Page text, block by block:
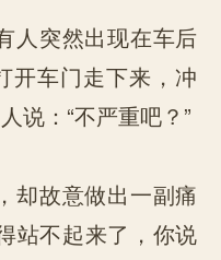
突然出现在车后
开车门走下来，冲
说：“不严重吧？”
故意做出一副痛
站不起来了，你说